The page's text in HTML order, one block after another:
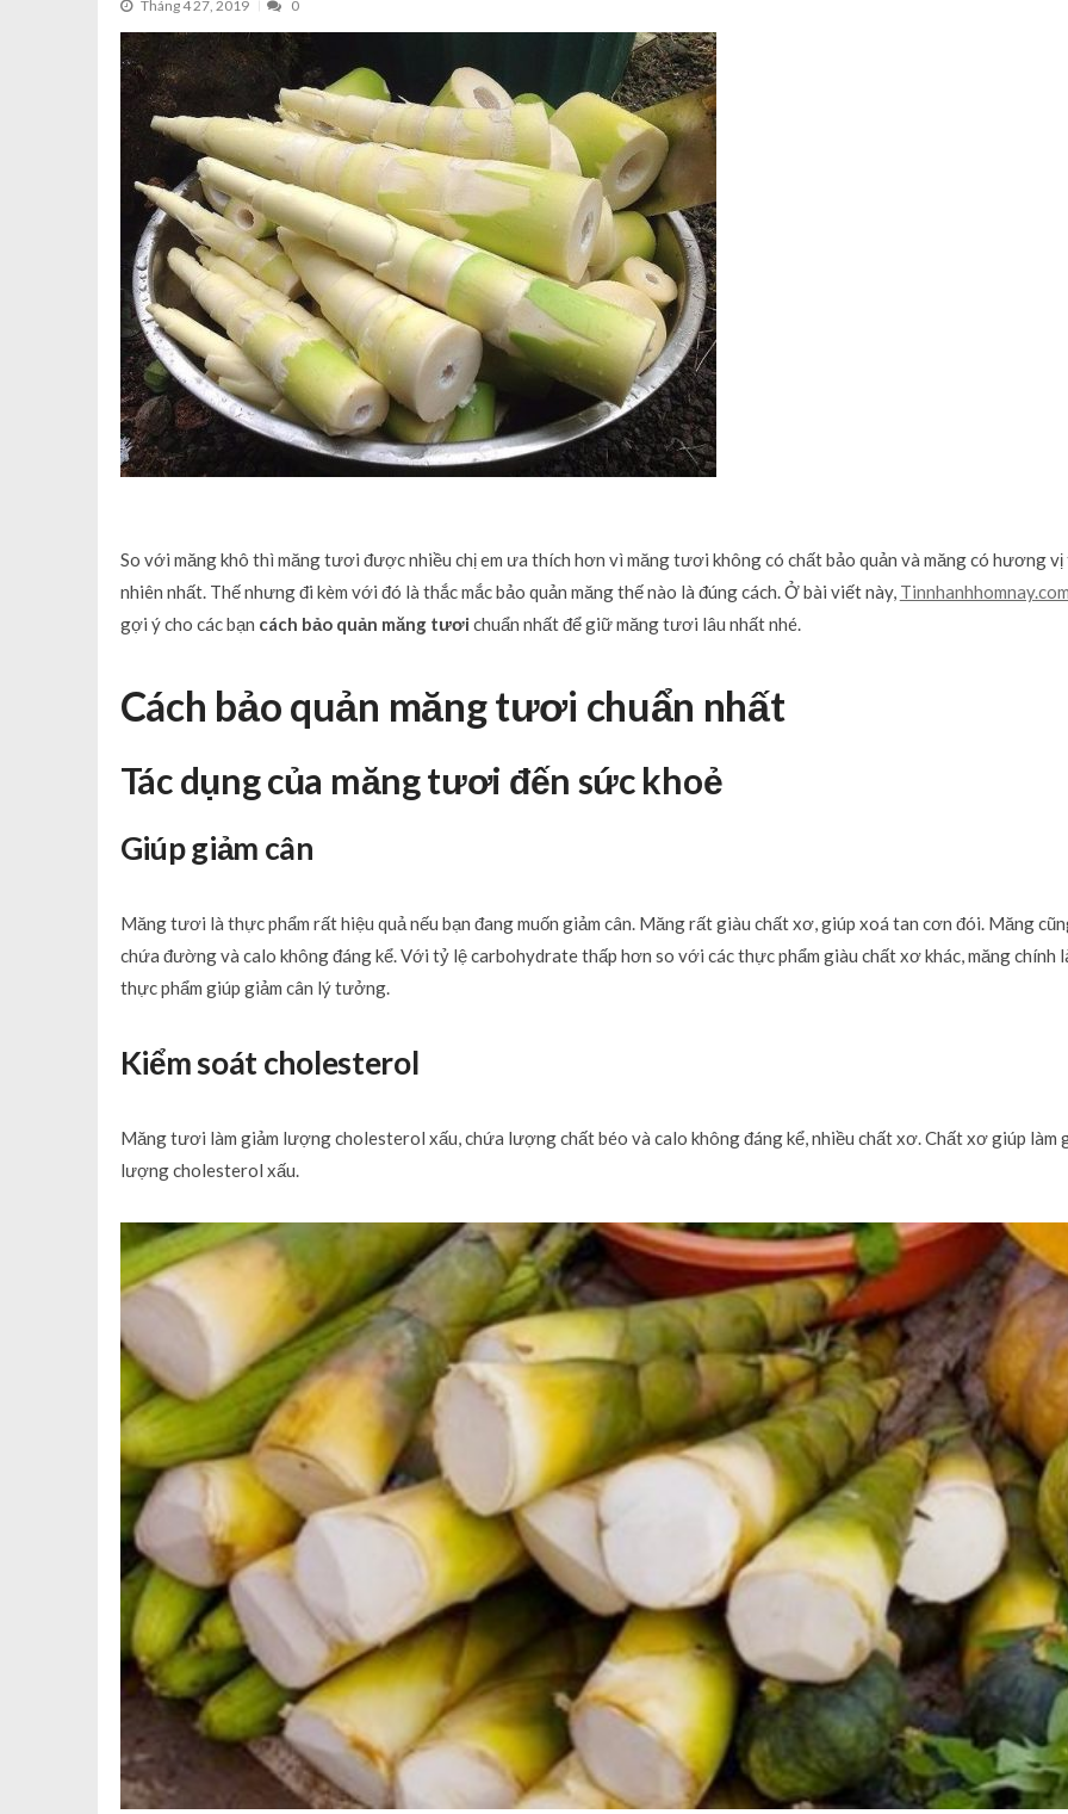
Tháng 4 27, 2019 0
So với măng khô thì măng tươi được nhiều chị em ưa thích hơn vì măng tươi không có chất bảo quản và măng có hương
nhiên nhất. Thế nhưng đi kèm với đó là thắc mắc bảo quản măng thế nào là đúng cách. Ở bài viết này,
gợi ý cho các bạn cách bảo quản măng tươi chuẩn nhất để giữ măng tươi lâu nhất nhé.
Cách bảo quản măng tươi chuẩn nhất
Tác dụng của măng tươi đến sức khoẻ
Giúp giảm cân
Măng tươi là thực phẩm rất hiệu quả nếu bạn đang muốn giảm cân. Măng rất giàu chất xơ, giúp xoá tan cơn đói. Măng
chứa đường và calo không đáng kể. Với tỷ lệ carbohydrate thấp hơn so với các thực phẩm giàu chất xơ khác, măng chính
thực phẩm giúp giảm cân lý tưởng.
Kiểm soát cholesterol
Măng tươi làm giảm lượng cholesterol xấu, chứa lượng chất béo và calo không đáng kể, nhiều chất xơ. Chất xơ giúp làm
lượng cholesterol xấu.